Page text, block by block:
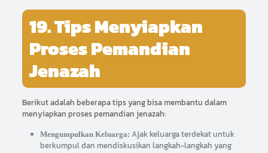
19. Tips Menyiapkan
Proses Pemandian
Jenazah
Berikut adalah beberapa tips yang bisa membantu dalam
menyiapkan proses pemandian jenazah:
Mengumpulkan Keluarga: Ajak keluarga terdekat untuk
berkumpul dan mendiskusikan langkah-langkah yang